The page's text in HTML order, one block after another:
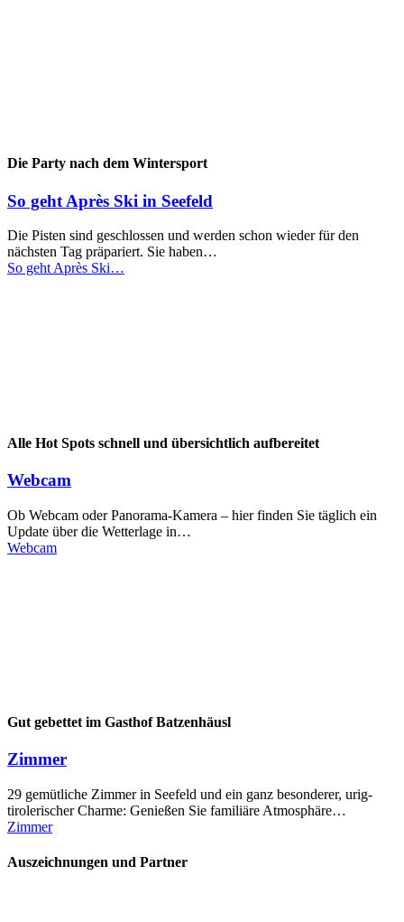
Die Party nach dem Wintersport
So geht Après Ski in Seefeld
Die Pisten sind geschlossen und werden schon wieder für den
nächsten Tag präpariert. Sie haben…
So geht Après Ski…
Alle Hot Spots schnell und übersichtlich aufbereitet
Webcam
Ob Webcam oder Panorama-Kamera – hier finden Sie täglich ein
Update über die Wetterlage in…
Webcam
Gut gebettet im Gasthof Batzenhäusl
Zimmer
29 gemütliche Zimmer in Seefeld und ein ganz besonderer, urig-
tirolerischer Charme: Genießen Sie familiäre Atmosphäre…
Zimmer
Auszeichnungen und Partner